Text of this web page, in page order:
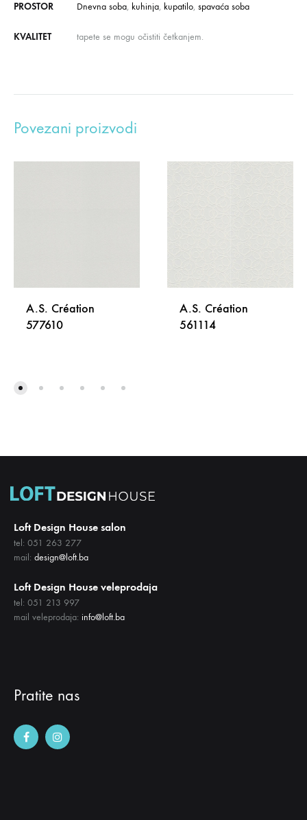
PROSTOR Dnevna soba, kuhinja, kupatilo, spavaća soba
KVALITET tapete se mogu očistiti četkanjem.
Povezani proizvodi
A.S. Création
577610
A.S. Création
561114
Loft Design House salon
tel: 051 263 277
mail: design@loft.ba
Loft Design House veleprodaja
tel: 051 213 997
mail veleprodaja: info@loft.ba
Pratite nas